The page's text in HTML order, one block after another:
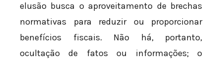
elusão busca o aproveitamento de brechas
normativas para reduzir ou proporcionar
benefícios fiscais. Não há, portanto,
ocultação de fatos ou informações; o